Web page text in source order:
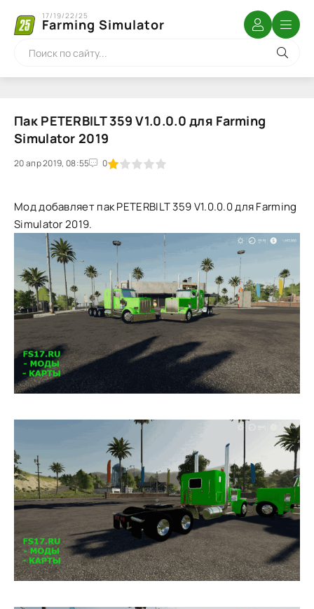
Farming Simulator
17/19/22/25
Пак PETERBILT 359 V1.0.0.0 для Farming
Simulator 2019
20 апр 2019, 08:55 0
1 2 3 4 5
Мод добавляет пак PETERBILT 359 V1.0.0.0 для Farming
Simulator 2019.